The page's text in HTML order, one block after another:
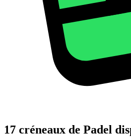
17 créneaux de Padel